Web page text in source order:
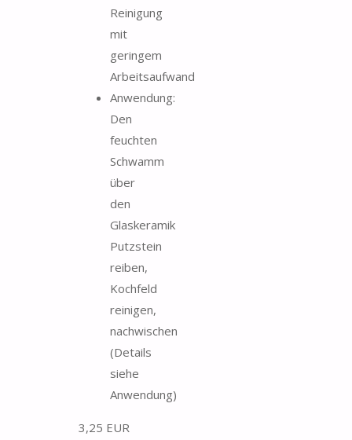
Reinigung
mit
geringem
Arbeitsaufwand
Anwendung:
Den
feuchten
Schwamm
über
den
Glaskeramik
Putzstein
reiben,
Kochfeld
reinigen,
nachwischen
(Details
siehe
Anwendung)
3,25 EUR